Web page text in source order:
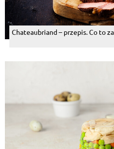
Chateaubriand – przepis. Co to